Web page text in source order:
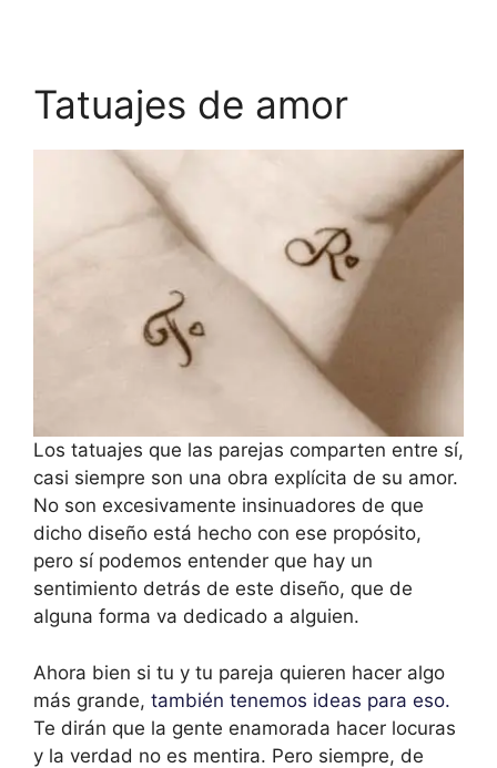
Tatuajes de amor
Los tatuajes que las parejas comparten entre sí,
casi siempre son una obra explícita de su amor.
No son excesivamente insinuadores de que
dicho diseño está hecho con ese propósito,
pero sí podemos entender que hay un
sentimiento detrás de este diseño, que de
alguna forma va dedicado a alguien.
Ahora bien si tu y tu pareja quieren hacer algo
más grande, también tenemos ideas para eso.
Te dirán que la gente enamorada hacer locuras
y la verdad no es mentira. Pero siempre, de